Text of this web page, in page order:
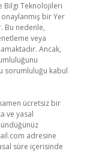
Bilgi Teknolojileri
bir Yer
Bu nedenle,
veya
Ancak,
sorumluluğu kabul
ücretsiz bir
ve yasal
adresine
süre içerisinde